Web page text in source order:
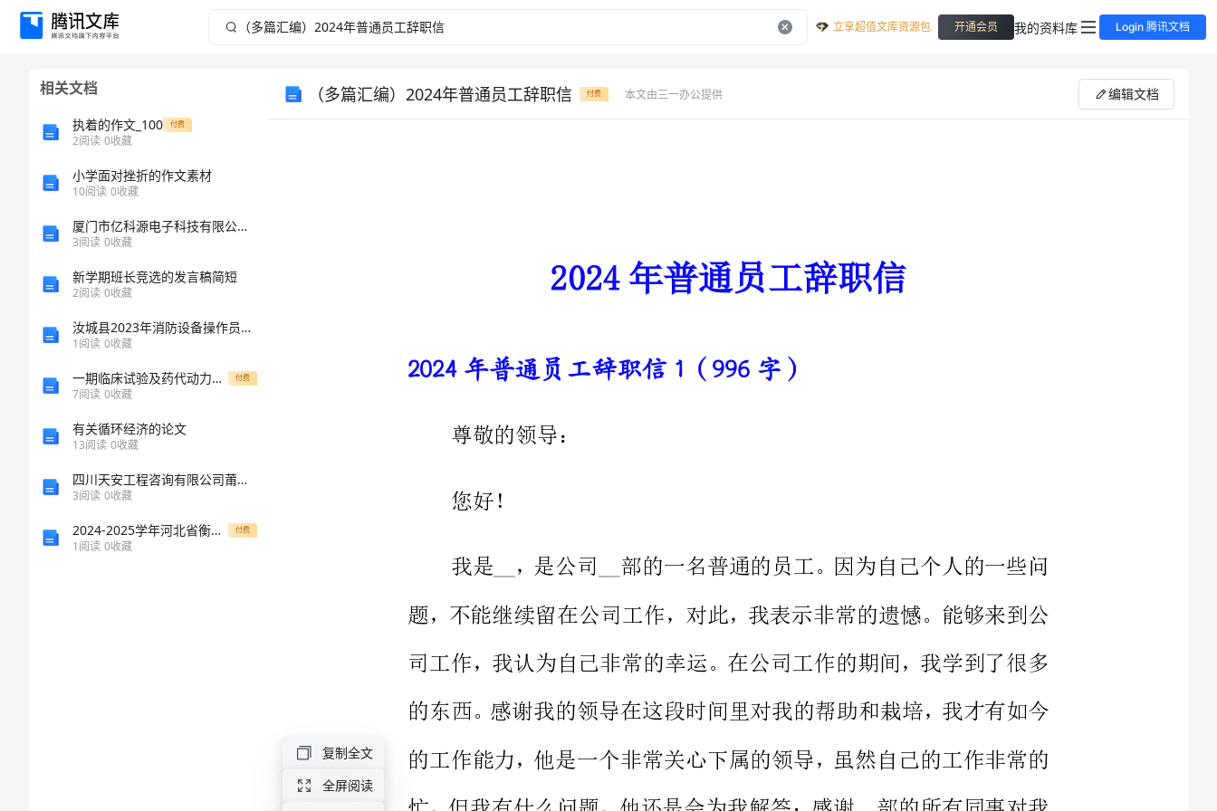
（多
编）
2024
2024
立享超值文库资源包 开通会员 我的资料库 Login 腾讯文档
相关文档
执着的作文_100 付费
2阅读 0收藏
小学面对挫折的作文素材
10阅读 0收藏
厦门市亿科源电子科技有限公司介绍企业发展分析报告
3阅读 0收藏
新学期班长竞选的发言稿简短
2阅读 0收藏
汝城县2023年消防设备操作员考试题库含答案（研优卷）
1阅读 0收藏
一期临床试验及药代动力学测试的主要内容 付费
7阅读 0收藏
有关循环经济的论文
13阅读 0收藏
四川天安工程咨询有限公司莆田分公司介绍企业发展分析报告
3阅读 0收藏
2024-2025学年河北省衡水十三中高一生物第一学期期末考试模拟试题含解析 付费
1阅读 0收藏
（多篇汇编）2024年普通员工辞职信 付费 本文由三一办公提供 编辑文档
全部力量，一是利益到位，二是合适。要公司的工作氛围合适，要领
2024年普通员工辞职信1（996字）
的东西。感谢我的领导在这段时间里对我的帮助和栽培，我才有如今
的关心和照顾，因为有他们在，我才能够开心的在公司工作。
我认为，若想让一个员工心甘情愿的为公司的发展贡献出自己的
复制全文
全屏阅读